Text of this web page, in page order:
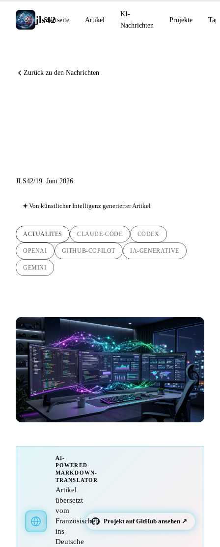
jls42
Startseite Artikel
KI-
Nachrichten
Projekte
Zurück zu den Nachrichten
JLS42/19. Juni 2026
Von künstlicher Intelligenz generierter Artikel
ACTUALITES CLAUDE-CODE CODEX
OPENAI GITHUB-COPILOT IA-GENERATIVE
GEMINI
AI-
POWERED-
MARKDOWN-
TRANSLATOR
Artikel
übersetzt
vom
Französischen
ins
Deutsche
Projekt auf GitHub ansehen ↗